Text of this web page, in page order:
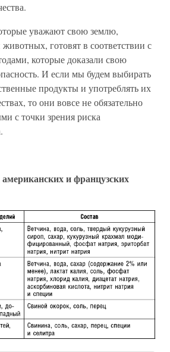
уважают свою землю,
готовят в соответствии с
которые доказали свою
И если мы будем выбирать
продукты и употреблять их
то они вовсе не обязательно
с точки зрения риска
и французских